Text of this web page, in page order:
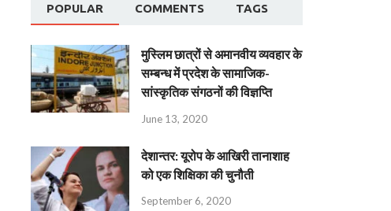
POPULAR COMMENTS TAGS
मुस्लिम छात्रों से अमानवीय व्यवहार के
सम्बन्ध में प्रदेश के सामाजिक-
सांस्कृतिक संगठनों की विज्ञप्ति
June 13, 2020
देशान्‍तर: यूरोप के आखिरी तानाशाह
को एक शिक्षिका की चुनौती
September 6, 2020